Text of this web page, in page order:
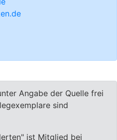
Angabe der Quelle frei
sind
ist Mitglied bei